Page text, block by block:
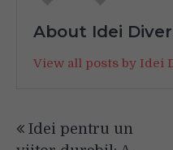
About Idei
View all posts by Idei
în
Idei pentru un